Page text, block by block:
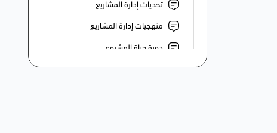
تحديات إدارة المشاريع
منهجيات إدارة المشاريع
دورة حياة المشروع
مثلث إدارة المشاريع